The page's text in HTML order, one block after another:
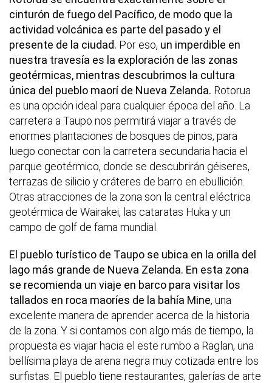
cinturón de fuego del Pacífico, de modo que la
actividad volcánica es parte del pasado y el
presente de la ciudad. Por eso, un imperdible en
nuestra travesía es la exploración de las zonas
geotérmicas, mientras descubrimos la cultura
única del pueblo maorí de Nueva Zelanda. Rotorua
es una opción ideal para cualquier época del año. La
carretera a Taupo nos permitirá viajar a través de
enormes plantaciones de bosques de pinos, para
luego conectar con la carretera secundaria hacia el
parque geotérmico, donde se descubrirán géiseres,
terrazas de silicio y cráteres de barro en ebullición.
Otras atracciones de la zona son la central eléctrica
geotérmica de Wairakei, las cataratas Huka y un
campo de golf de fama mundial.
El pueblo turístico de Taupo se ubica en la orilla del
lago más grande de Nueva Zelanda. En esta zona
se recomienda un viaje en barco para visitar los
tallados en roca maoríes de la bahía Mine, una
excelente manera de aprender acerca de la historia
de la zona. Y si contamos con algo más de tiempo, la
propuesta es viajar hacia el este rumbo a Raglan, una
bellísima playa de arena negra muy cotizada entre los
surfistas. El pueblo tiene restaurantes, galerías de arte